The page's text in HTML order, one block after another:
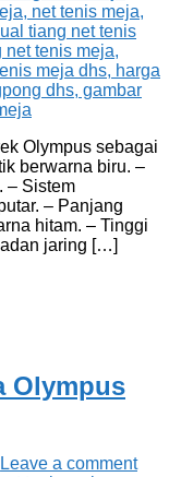
Olympus sebagai
berwarna biru. –
– Sistem
– Panjang
hitam. – Tinggi
jaring […]
Olympus
Leave a comment